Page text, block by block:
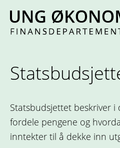
innhold
Statsbudsjettet beskriver i
fordele pengene og
inntekter til å dekke inn